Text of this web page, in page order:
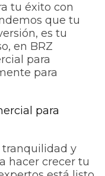
tu éxito con
que tu
es tu
en BRZ
para
para
tranquilidad y
hacer crecer tu